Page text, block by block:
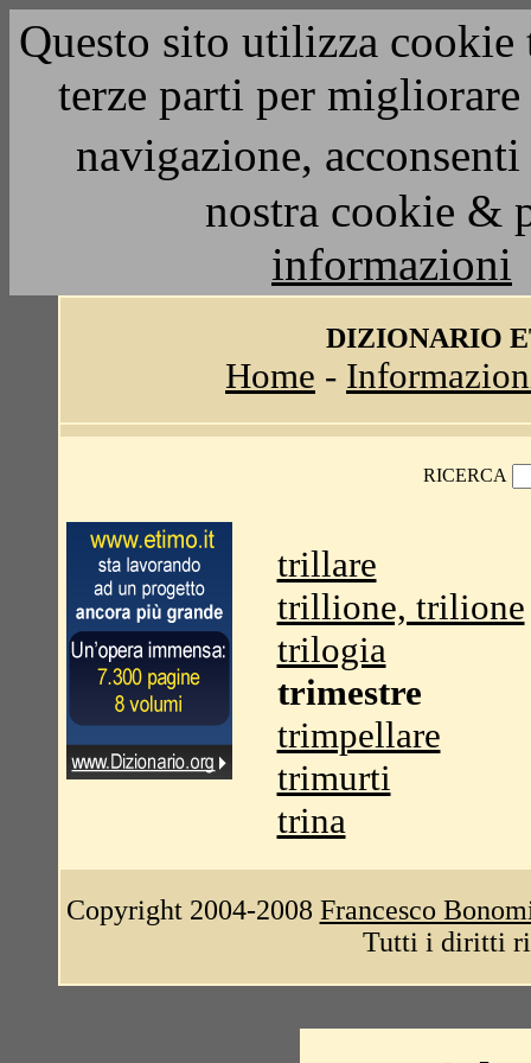
Questo sito utilizza
terze parti per
navigazione,
nostra cookie &
informazioni
DIZIONARIO
Home -
RICERCA
trillare
trillione, trilione
trilogia
trimestre
trimpellare
trimurti
trina
Copyright 2004-2008 Francesco
Tutti i diritti